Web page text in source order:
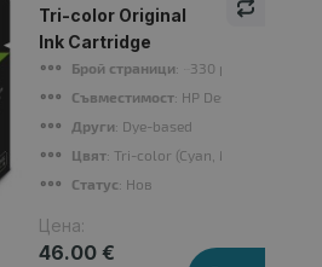
Tri-color Original
Ink Cartridge
Брой страници: ~330 pages
Съвместимост: HP DeskJet 1110
Други: Dye-based
Цвят: Tri-color (Cyan, Magenta,
Статус: Нов
Цена:
46.00 €